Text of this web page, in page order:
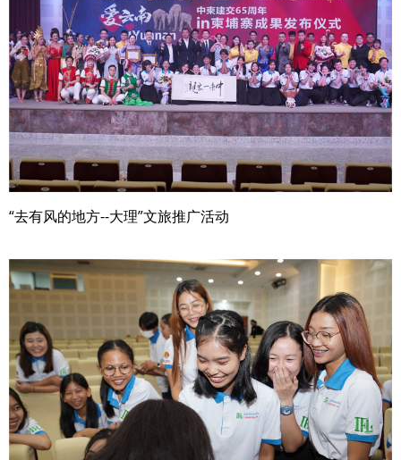
“去有风的地方--大理”文旅推广活动